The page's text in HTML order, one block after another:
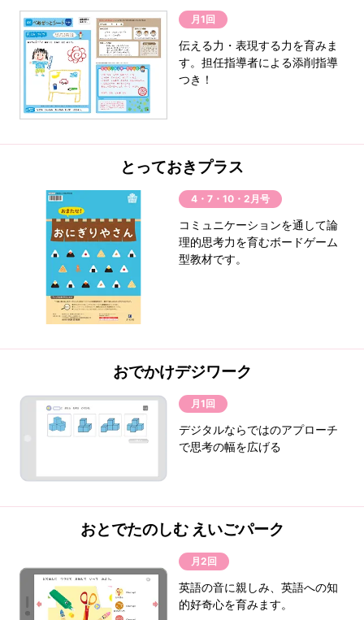
月1回
伝える力・表現する力を育みま
す。担任指導者による添削指導
つき！
とっておきプラス
4・7・10・2月号
コミュニケーションを通して論
理的思考力を育むボードゲーム
型教材です。
おでかけデジワーク
月1回
デジタルならではのアプローチ
で思考の幅を広げる
おとでたのしむ えいごパーク
月2回
英語の音に親しみ、英語への知
的好奇心を育みます。